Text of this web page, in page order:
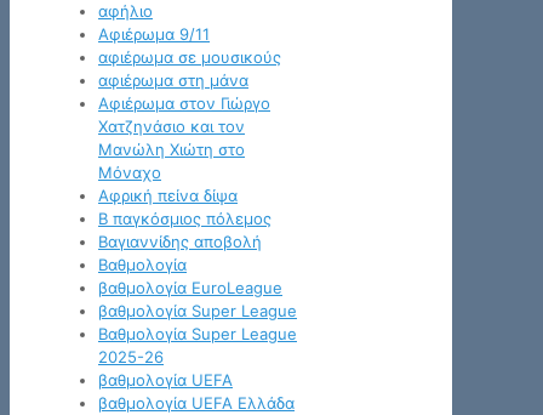
αφήλιο
Αφιέρωμα 9/11
αφιέρωμα σε μουσικούς
αφιέρωμα στη μάνα
Αφιέρωμα στον Γιώργο
Χατζηνάσιο και τον
Μανώλη Χιώτη στο
Μόναχο
Αφρική πείνα δίψα
Β παγκόσμιος πόλεμος
Βαγιαννίδης αποβολή
Βαθμολογία
βαθμολογία EuroLeague
βαθμολογία Super League
Βαθμολογία Super League
2025-26
βαθμολογία UEFA
βαθμολογία UEFA Ελλάδα